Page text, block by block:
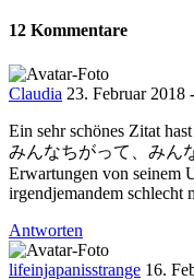
12 Kommentare
Claudia 23. Februar 2018
Ein sehr schönes Zitat
みんなちがって、みん
Erwartungen von seinem
irgendjemandem schlecht
Antworten
lifeinjapanisstrange 16.